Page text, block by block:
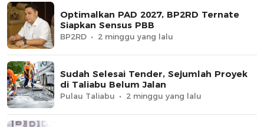
Optimalkan PAD 2027, BP2RD Ternate
Siapkan Sensus PBB
BP2RD 2 minggu yang lalu
Sudah Selesai Tender, Sejumlah Proyek
di Taliabu Belum Jalan
Pulau Taliabu 2 minggu yang lalu